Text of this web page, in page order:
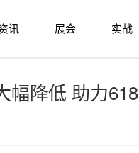
讯 展会 实战
幅降低 助力